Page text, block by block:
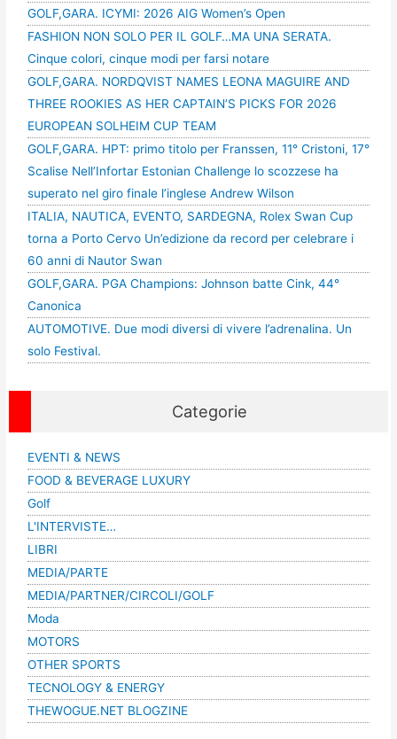
GOLF,GARA. ICYMI: 2026 AIG Women’s Open
FASHION NON SOLO PER IL GOLF…MA UNA SERATA.
Cinque colori, cinque modi per farsi notare
GOLF,GARA. NORDQVIST NAMES LEONA MAGUIRE AND
THREE ROOKIES AS HER CAPTAIN’S PICKS FOR 2026
EUROPEAN SOLHEIM CUP TEAM
GOLF,GARA. HPT: primo titolo per Franssen, 11° Cristoni, 17°
Scalise Nell’Infortar Estonian Challenge lo scozzese ha
superato nel giro finale l’inglese Andrew Wilson
ITALIA, NAUTICA, EVENTO, SARDEGNA, Rolex Swan Cup
torna a Porto Cervo Un’edizione da record per celebrare i
60 anni di Nautor Swan
GOLF,GARA. PGA Champions: Johnson batte Cink, 44°
Canonica
AUTOMOTIVE. Due modi diversi di vivere l’adrenalina. Un
solo Festival.
Categorie
EVENTI & NEWS
FOOD & BEVERAGE LUXURY
Golf
L'INTERVISTE…
LIBRI
MEDIA/PARTE
MEDIA/PARTNER/CIRCOLI/GOLF
Moda
MOTORS
OTHER SPORTS
TECNOLOGY & ENERGY
THEWOGUE.NET BLOGZINE